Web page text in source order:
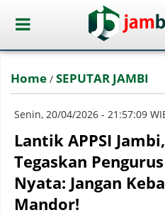
Home / SEPUTAR JAMBI
Senin, 20/04/2026 - 21:57:09
Lantik APPSI
Tegaskan
Nyata: Jangan
Mandor!